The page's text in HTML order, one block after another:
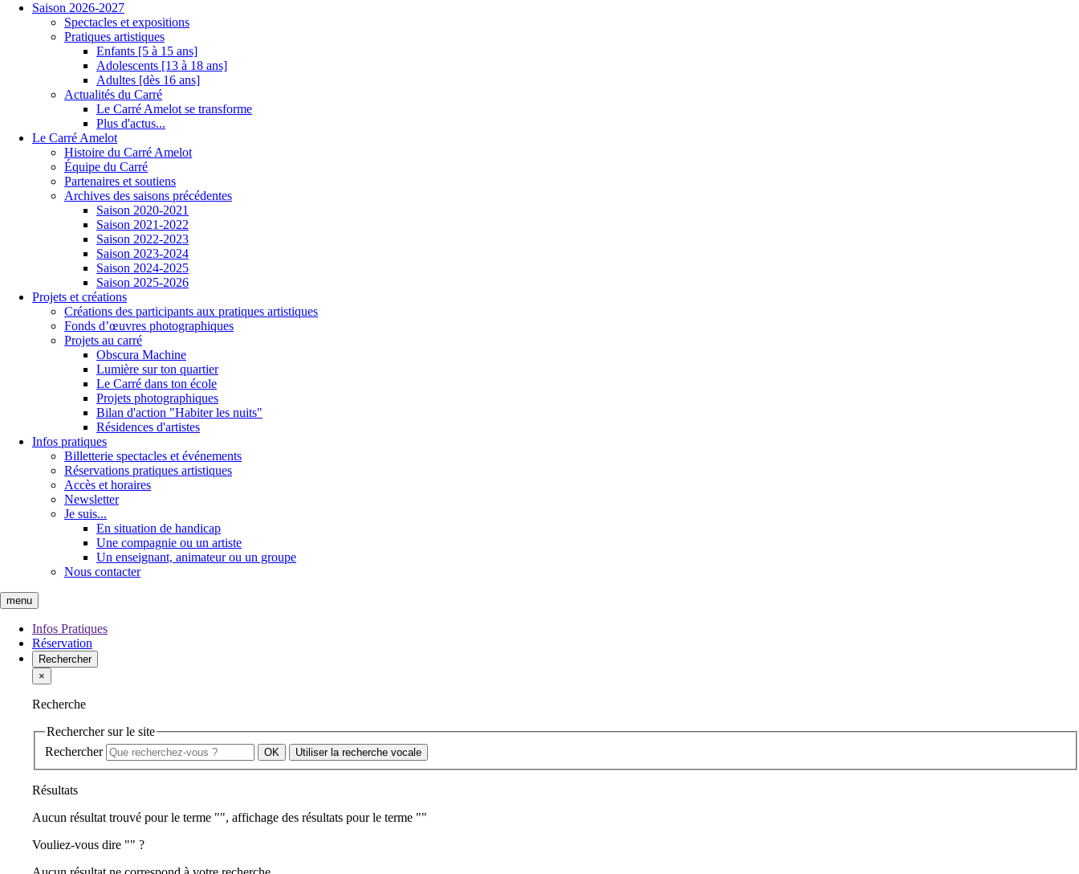
Saison 2026-2027
Spectacles et expositions
Pratiques artistiques
Enfants [5 à 15 ans]
Adolescents [13 à 18 ans]
Adultes [dès 16 ans]
Actualités du Carré
Le Carré Amelot se transforme
Plus d'actus...
Le Carré Amelot
Histoire du Carré Amelot
Équipe du Carré
Partenaires et soutiens
Archives des saisons précédentes
Saison 2020-2021
Saison 2021-2022
Saison 2022-2023
Saison 2023-2024
Saison 2024-2025
Saison 2025-2026
Projets et créations
Créations des participants aux pratiques artistiques
Fonds d’œuvres photographiques
Projets au carré
Obscura Machine
Lumière sur ton quartier
Le Carré dans ton école
Projets photographiques
Bilan d'action "Habiter les nuits"
Résidences d'artistes
Infos pratiques
Billetterie spectacles et événements
Réservations pratiques artistiques
Accès et horaires
Newsletter
Je suis...
En situation de handicap
Une compagnie ou un artiste
Un enseignant, animateur ou un groupe
Nous contacter
menu
Infos Pratiques
Réservation
Rechercher
×
Recherche
Rechercher sur le site
Rechercher
Utiliser la recherche vocale
Résultats
Aucun résultat trouvé pour le terme "", affichage des résultats pour le terme ""
Vouliez-vous dire "" ?